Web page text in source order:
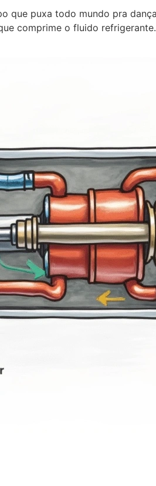
puxa todo mundo pra
comprime o fluido